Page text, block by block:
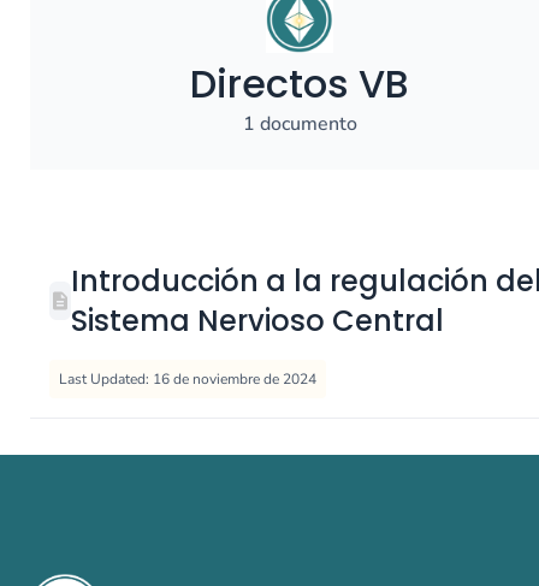
Directos VB
1 documento
Introducción a la regulación
Sistema Nervioso Central
Last Updated: 16 de noviembre de 2024